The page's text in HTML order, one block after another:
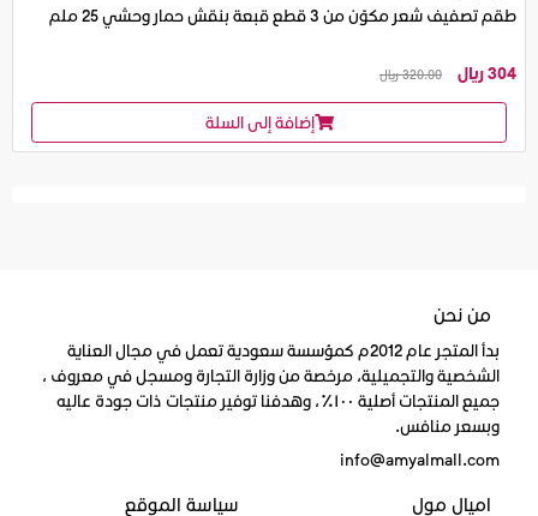
طقم تصفيف شعر مكوّن من 3 قطع قبعة بنقش حمار وحشي 25 ملم
304 ريال 320.00 ريال
إضافة إلى السلة
من نحن
بدأ المتجر عام 2012م كمؤسسة سعودية تعمل في مجال العناية
الشخصية والتجميلية، مرخصة من وزارة التجارة ومسجل في معروف ،
جميع المنتجات أصلية ١٠٠٪، وهدفنا توفير منتجات ذات جودة عاليه
وبسعر منافس.
info@amyalmall.com
اميال مول سياسة الموقع